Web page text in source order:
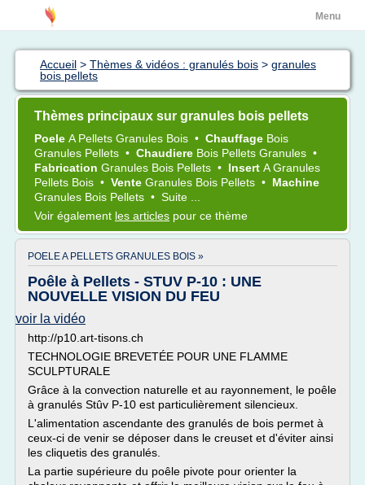
Menu
Accueil > Thèmes & vidéos : granulés bois > granules
bois pellets
Thèmes principaux sur granules bois pellets
Poele A Pellets Granules Bois • Chauffage Bois
Granules Pellets • Chaudiere Bois Pellets Granules •
Fabrication Granules Bois Pellets • Insert AGranules
Pellets Bois • Vente Granules Bois Pellets • Machine
Granules Bois Pellets • Suite ...
Voir également les articles pour ce thème
POELE A PELLETS GRANULES BOIS »
Poêle à Pellets - STUV P-10 : UNE
NOUVELLE VISION DU FEU
voir la vidéo
http://p10.art-tisons.ch
TECHNOLOGIE BREVETÉE POUR UNE FLAMME
SCULPTURALE
Grâce à la convection naturelle et au rayonnement, le poêle
à granulés Stûv P-10 est particulièrement silencieux.
L'alimentation ascendante des granulés de bois permet à
ceux-ci de venir se déposer dans le creuset et d'éviter ainsi
les cliquetis des granulés.
La partie supérieure du poêle pivote pour orienter la